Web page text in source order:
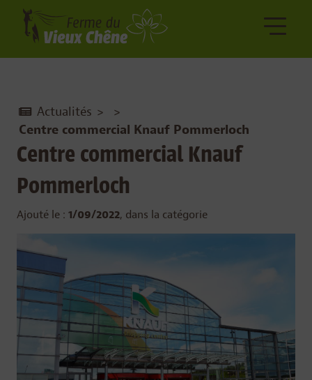
Actualités >
>
Centre commercial Knauf Pommerloch
Centre commercial Knauf
Pommerloch
Ajouté le : 1/09/2022, dans la catégorie